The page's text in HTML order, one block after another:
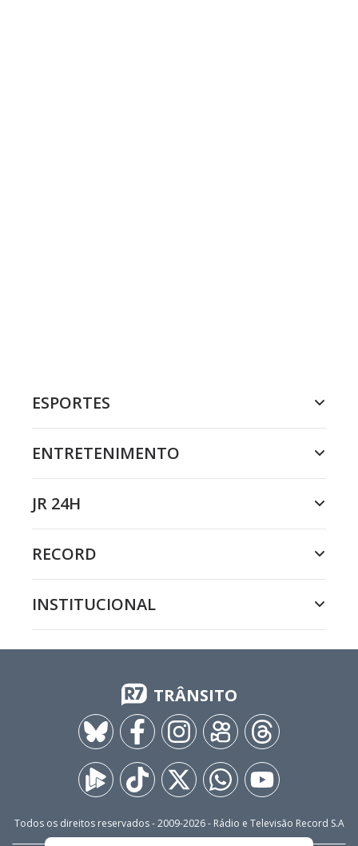
ESPORTES
ENTRETENIMENTO
JR 24H
RECORD
INSTITUCIONAL
TRÂNSITO
Todos os direitos reservados - 2009-2026- Rádio e Televisão Record S.A